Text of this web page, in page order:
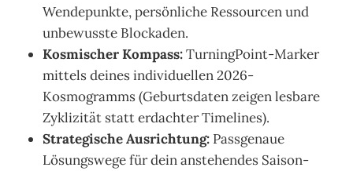
Wendepunkte, persönliche Ressourcen und
unbewusste Blockaden.
Kosmischer Kompass:TurningPoint-Marker
mittels deines individuellen 2026-
Kosmogramms (Geburtsdaten zeigen lesbare
Zyklizität statt erdachter Timelines).
Strategische Ausrichtung: Passgenaue
Lösungswege für dein anstehendes Saison-